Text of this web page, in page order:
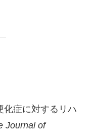
化症に対するリハ
Journal of